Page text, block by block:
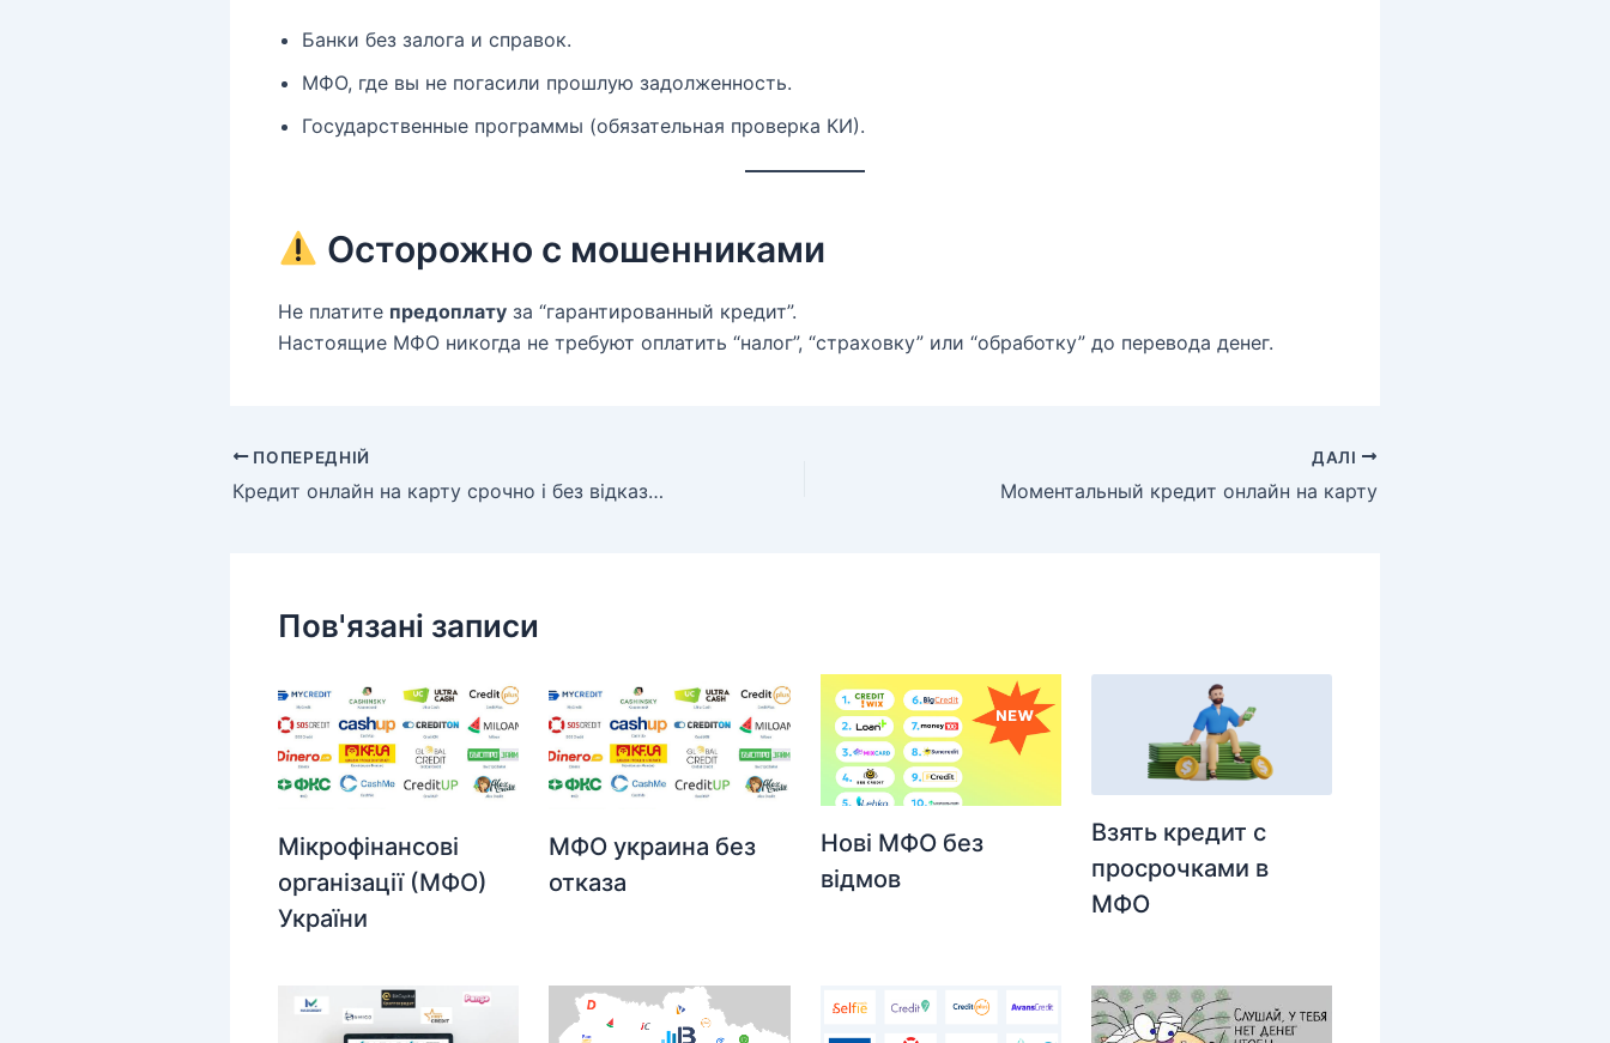
Банки без залога и справок.
МФО, где вы не погасили прошлую задолженность.
Государственные программы (обязательная проверка КИ).
Осторожно с мошенниками
Не платите предоплату за “гарантированный кредит”.
Настоящие МФО никогда не требуют оплатить “налог”, “страховку” или “обработку” до перевода денег.
ПОПЕРЕДНІЙ
Кредит онлайн на карту срочно і без відказу 24/7
ДАЛІ
Моментальный кредит онлайн на карту
Пов'язані записи
Мікрофінансові
організації (МФО)
України
МФО украина без
отказа
Нові МФО без
відмов
Взять кредит с
просрочками в
МФО